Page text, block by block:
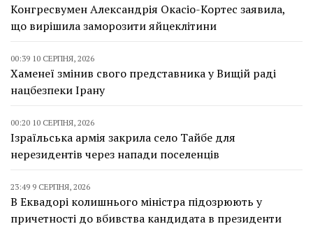
Конгресвумен Александрія Окасіо-Кортес заявила,
що вирішила заморозити яйцеклітини
00:39 10 СЕРПНЯ, 2026
Хаменеї змінив свого представника у Вищій раді
нацбезпеки Ірану
00:20 10 СЕРПНЯ, 2026
Ізраїльська армія закрила село Тайбе для
нерезидентів через напади поселенців
23:49 9 СЕРПНЯ, 2026
В Еквадорі колишнього міністра підозрюють у
причетності до вбивства кандидата в президенти